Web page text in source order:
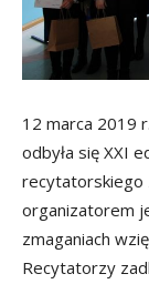
12 marca 2019
odbyła się XXI
recytatorskiego
organizatorem
zmaganiach
Recytatorzy